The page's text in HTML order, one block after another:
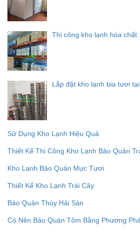
Thi công kho lạnh hóa chất
Lắp đặt kho lạnh bia tươi
Sử Dụng Kho Lạnh Hiệu Quả
Thiết Kế Thi Công Kho Lạnh Bảo Quản
Kho Lạnh Bảo Quản Mực Tươi
Thiết Kế Kho Lạnh Trái Cây
Bảo Quản Thủy Hải Sản
Có Nên Bảo Quản Tôm Bằng Phương